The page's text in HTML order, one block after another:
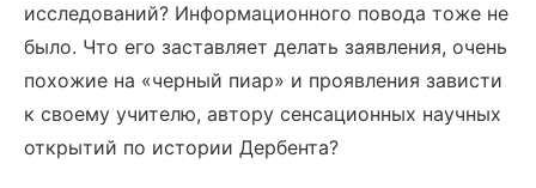
исследований? Информационного повода тоже не
было. Что его заставляет делать заявления, очень
похожие на «черный пиар» и проявления зависти
к своему учителю, автору сенсационных научных
открытий по истории Дербента?